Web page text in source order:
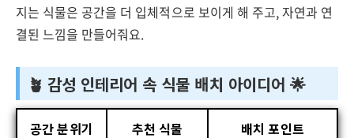
지는 식물은 공간을 더 입체적으로 보이게 해 주고, 자연과 연
결된 느낌을 만들어줘요.
🪴 감성 인테리어 속 식물 배치 아이디어 🌟
공간 분위기 추천 식물 배치 포인트